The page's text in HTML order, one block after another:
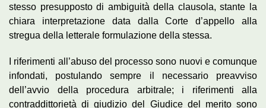
stesso presupposto di ambiguità della clausola, stante la
chiara interpretazione data dalla Corte d’appello alla
stregua della letterale formulazione della stessa.
I riferimenti all’abuso del processo sono nuovi e comunque
infondati, postulando sempre il necessario preavviso
dell’avvio della procedura arbitrale; i riferimenti alla
contraddittorietà di giudizio del Giudice del merito sono